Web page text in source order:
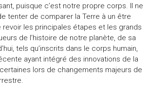
puisque c’est notre propre corps. Il ne
tenter de comparer la Terre à un être
revoir les principales étapes et les grands
de l’histoire de notre planète, de sa
tels qu’inscrits dans le corps humain,
ayant intégré des innovations de la
lors de changements majeurs de